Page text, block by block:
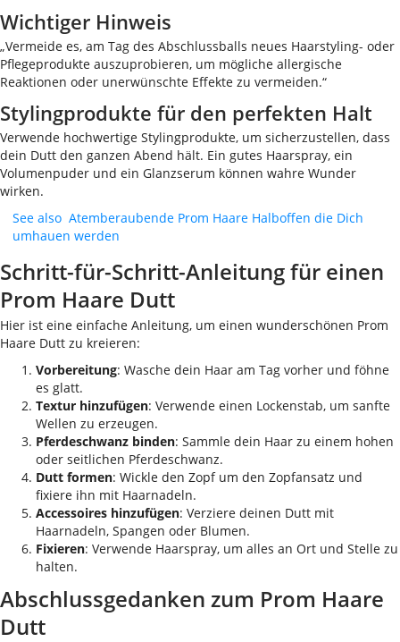
Wichtiger Hinweis
„Vermeide es, am Tag des Abschlussballs neues Haarstyling- oder
Pflegeprodukte auszuprobieren, um mögliche allergische
Reaktionen oder unerwünschte Effekte zu vermeiden.“
Stylingprodukte für den perfekten Halt
Verwende hochwertige Stylingprodukte, um sicherzustellen, dass
dein Dutt den ganzen Abend hält. Ein gutes Haarspray, ein
Volumenpuder und ein Glanzserum können wahre Wunder
wirken.
See also Atemberaubende Prom Haare Halboffen die Dich
umhauen werden
Schritt-für-Schritt-Anleitung für einen
Prom Haare Dutt
Hier ist eine einfache Anleitung, um einen wunderschönen Prom
Haare Dutt zu kreieren:
Vorbereitung: Wasche dein Haar am Tag vorher und föhne
es glatt.
Textur hinzufügen: Verwende einen Lockenstab, um sanfte
Wellen zu erzeugen.
Pferdeschwanz binden: Sammle dein Haar zu einem hohen
oder seitlichen Pferdeschwanz.
Dutt formen: Wickle den Zopf um den Zopfansatz und
fixiere ihn mit Haarnadeln.
Accessoires hinzufügen: Verziere deinen Dutt mit
Haarnadeln, Spangen oder Blumen.
Fixieren: Verwende Haarspray, um alles an Ort und Stelle zu
halten.
Abschlussgedanken zum Prom Haare
Dutt